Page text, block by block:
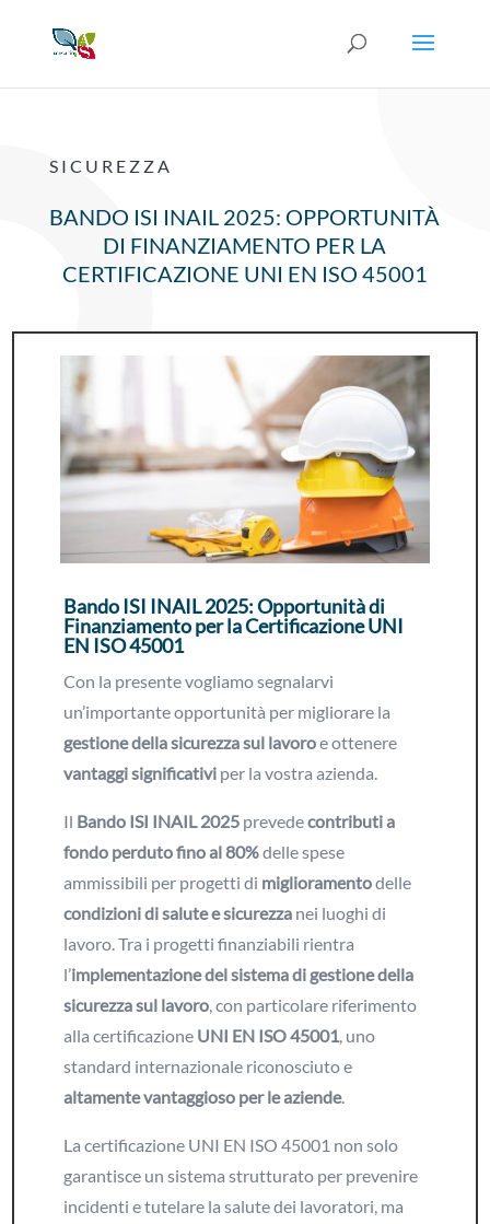
SICUREZZA
BANDO ISI INAIL 2025: OPPORTUNITÀ
DI FINANZIAMENTO PER LA
CERTIFICAZIONE UNI EN ISO 45001
Bando ISI INAIL 2025: Opportunità di
Finanziamento per la Certificazione UNI
EN ISO 45001
Con la presente vogliamo segnalarvi
un’importante opportunità per migliorare la
gestione della sicurezza sul lavoroe ottenere
vantaggi significativi per la vostra azienda.
Il Bando ISI INAIL 2025 prevedecontributi a
fondo perduto fino al 80%delle spese
ammissibili per progetti di miglioramentodelle
condizioni di salute e sicurezza nei luoghi di
lavoro. Tra i progetti finanziabili rientra
l’implementazione del sistema di gestione della
sicurezza sul lavoro , con particolare riferimento
alla certificazione UNI EN ISO 45001 , uno
standard internazionale riconosciuto e
altamente vantaggioso per le aziende.
La certificazione UNI EN ISO 45001 non solo
garantisce un sistema strutturato per prevenire
incidenti e tutelare la salute dei lavoratori, ma